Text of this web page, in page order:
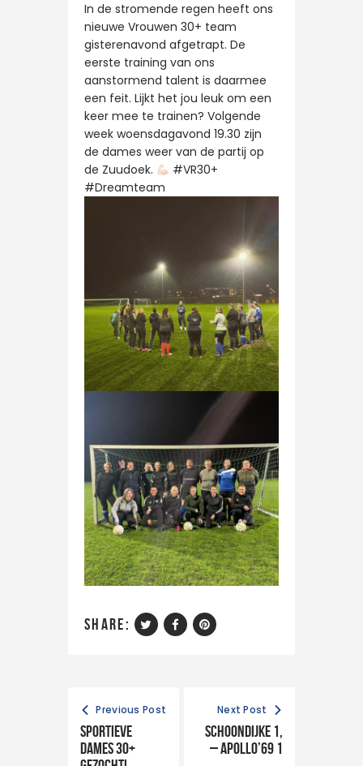
In de stromende regen heeft ons
nieuwe Vrouwen 30+ team
gisterenavond afgetrapt. De
eerste training van ons
aanstormend talent is daarmee
een feit. Lijkt het jou leuk om een
keer mee te trainen? Volgende
week woensdagavond 19.30 zijn
de dames weer van de partij op
de Zuudoek.
#VR30+
#Dreamteam
share:
Previous Post
Sportieve
dames 30+
Next Post
Schoondijke 1,
– Apollo’69 1